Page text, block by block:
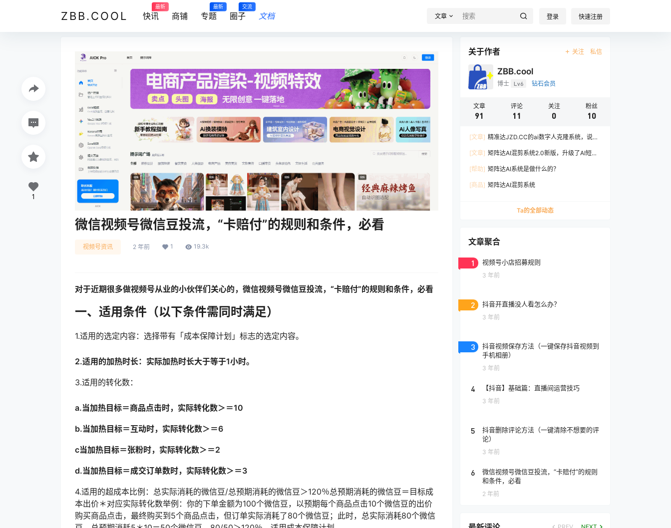
ZBB.COOL 快讯
最新
商铺 专题
最新
圈子
交流
文档 文章 登录 快速注册
微信视频号微信豆投流，“卡赔付”的规则和条件，必看
视频号资讯 2 年前 1 19.3k
对于近期很多做视频号从业的小伙伴们关心的，微信视频号微信豆投流，“卡赔付”的规则和条件，必看
一、适用条件（以下条件需同时满足）
1.适用的选定内容：选择带有「成本保障计划」标志的选定内容。
2.适用的加热时长：实际加热时长大于等于1小时。
3.适用的转化数：
a.当加热目标＝商品点击时，实际转化数＞＝10
b.当加热目标＝互动时，实际转化数＞＝6
c当加热目标＝张粉时，实际转化数＞＝2
d.当加热目标＝成交订单数时，实际转化数＞＝3
4.适用的超成本比例：总实际消耗的微信豆/总预期消耗的微信豆＞120％总预期消耗的微信豆＝目标成
本出价＊对应实际转化数举例：你的下单金额为100个微信豆，以预期每个商品点击10个微信豆的出价
购买商品点击，最终购买到5个商品点击，但订单实际消耗了80个微信豆；此时，总实际消耗80个微信
1
关于作者 关注 私信
ZBB.cool
博士 Lv6 钻石会员
文章
91
评论
11
关注
0
粉丝
10
[文章] 精准达JZD.CC的ai数字人克隆系统，说可
[文章] 矩阵达AI混剪系统2.0新版，升级了AI短视
[帮助] 矩阵达AI系统是做什么的？
[商品] 矩阵达AI混剪系统
Ta的全部动态
文章聚合
1 视频号小店招募规则
3 年前
2 抖音开直播没人看怎么办？
3 年前
3
抖音视频保存方法（一键保存抖音视频到
手机相册）
3 年前
4 【抖音】基础篇：直播间运营技巧
3 年前
5
抖音删除评论方法（一键清除不想要的评
论）
3 年前
6
微信视频号微信豆投流，“卡赔付”的规则
和条件，必看
2 年前